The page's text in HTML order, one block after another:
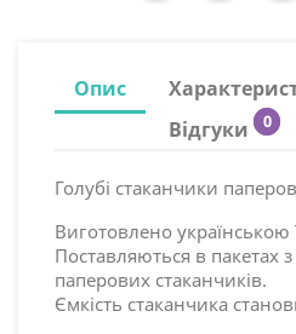
Опис
Відгуки
0
Голубі стаканчики
Виготовлено
Поставляються в пакетах
паперових стаканчиків.
Ємкість стаканчика